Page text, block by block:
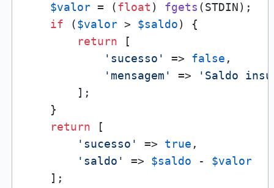
$valor = (float ) fgets (STDIN);
if ($valor > $saldo) {
return [
'sucesso'
=> false ,
'mensagem'
=>
'Saldo
        ];
    }
return [
'sucesso'
=> true ,
'saldo'
=> $saldo - $valor
    ];